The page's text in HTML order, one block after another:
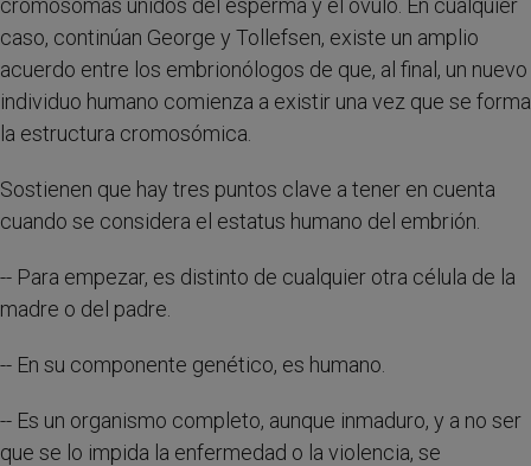
cromosomas unidos del esperma y el óvulo. En cualquier
caso, continúan George y Tollefsen, existe un amplio
acuerdo entre los embrionólogos de que, al final, un nuevo
individuo humano comienza a existir una vez que se forma
la estructura cromosómica.
Sostienen que hay tres puntos clave a tener en cuenta
cuando se considera el estatus humano del embrión.
-- Para empezar, es distinto de cualquier otra célula de la
madre o del padre.
-- En su componente genético, es humano.
-- Es un organismo completo, aunque inmaduro, y a no ser
que se lo impida la enfermedad o la violencia, se